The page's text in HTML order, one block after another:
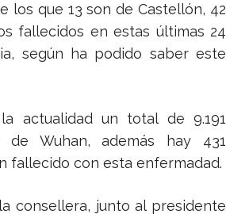
los que 13 son de Castellón, 42
fallecidos en estas últimas 24
según ha podido saber este
actualidad un total de 9.191
Wuhan, además hay 431
fallecido con esta enfermadad.
consellera, junto al presidente